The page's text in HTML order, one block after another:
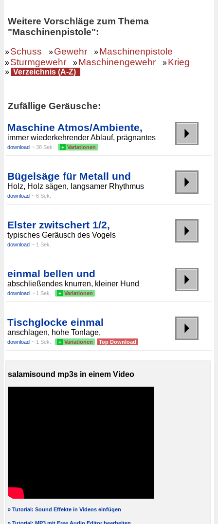
Weitere Vorschläge zum Thema
"Maschinenpistole":
»Schuss »Gewehr »Maschinenpistole
»Sturmgewehr »Maschinengewehr »Krieg
» Verzeichnis (A-Z)
Zufällige Geräusche:
Maschine Atmos/Ambiente,
immer wiederkehrender Ablauf, prägnantes
download ~ 38 Sek. + Variationen
Bügelsäge für Metall und
Holz, Holz sägen, langsamer Rhythmus
download ~ 6 Sek.
Elster zwitschert 1/2,
typisches Geräusch des Vogels
download ~ 1 Sek.
einmal bellen und
abschließendes knurren, kleiner Hund
download ~ 1 Sek. + Variationen
Tischglocke einmal
anschlagen, hohe Tonlage,
download ~ 1 Sek. + Variationen Top Download
salamisound mp3s in einem Video
» Tutorial: Sound Effekte in Videos einfügen